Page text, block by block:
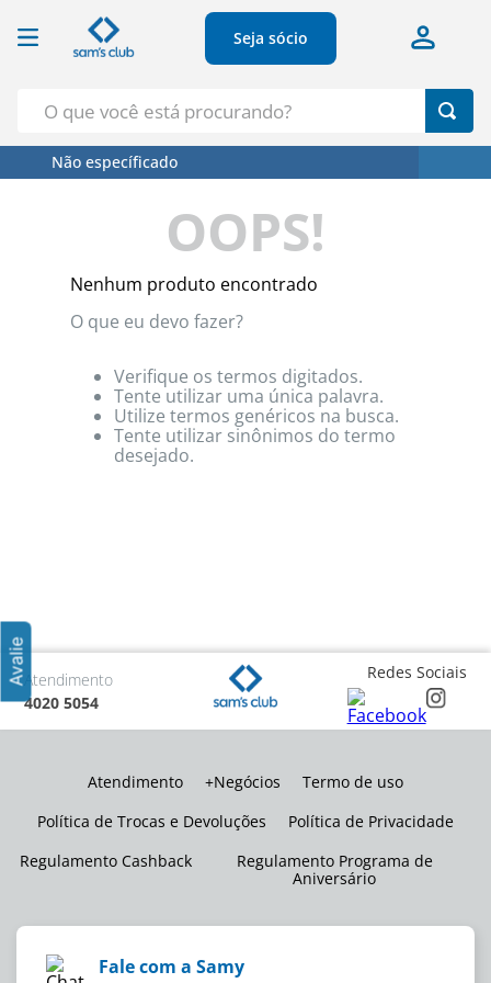
Seja sócio
Não específicado
OOPS!
Nenhum produto encontrado
O que eu devo fazer?
Verifique os termos digitados.
Tente utilizar uma única palavra.
Utilize termos genéricos na busca.
Tente utilizar sinônimos do termo
desejado.
Atendimento
4020 5054
Redes Sociais
Atendimento +Negócios
Termo de uso
Política de Trocas e Devoluções
Política de Privacidade
Regulamento Cashback
Regulamento Programa de
Aniversário
Fale com a Samy
Termos Mais Buscados
º Leite
º Papel Higienico
Azeite